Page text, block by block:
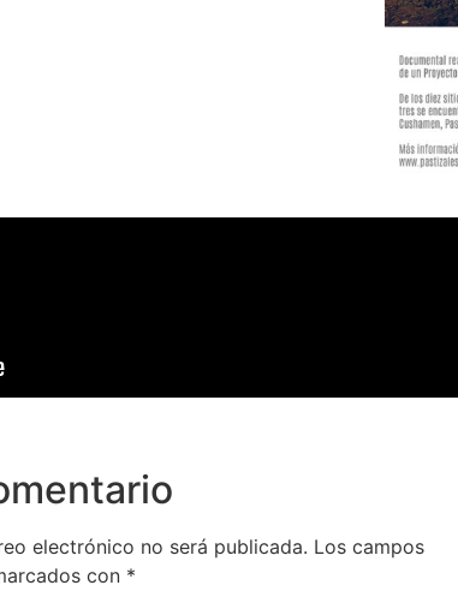
electrónico no será publicada. Los campos
con *